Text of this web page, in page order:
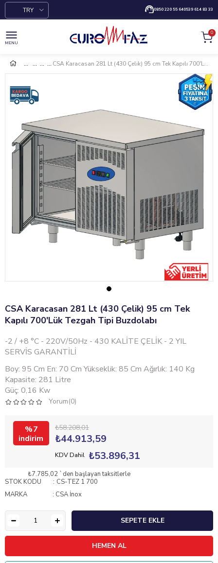
0850 220 55 640539 614 83 33
TRY
MENU
0
CSA Karacasan 281 Lt (430 Çelik) 95 cm Tek Kapılı 700'Lük Tezgah Tipi Buzdolabı
CSA Karacasan 281 Lt (430 Çelik) 95 cm Tek
Kapılı 700'Lük Tezgah Tipi Buzdolabı
-2 / +8 °C - 220V/50Hz - 430 KALİTE ÇELİK - 2 YIL
SERVİS GARANTİLİ
Boy: 95 Cm En: 70 Cm Yükseklik: 85 Cm Ağırlık: 140 Kg
Kapasite: 281 Litre
Güç: 0,16 Kw
Yorum(0)
7 ₺58.208,01
₺44.913,59
KDV Dahil ₺53.896,31
₺7.785,02 `den başlayan taksitlerle
STOK KODU
CS-TEZ 1 700
MARKA
: CSA İnox